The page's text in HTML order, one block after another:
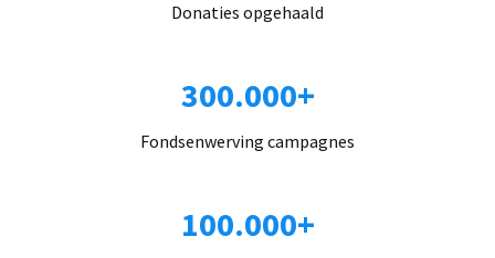
Donaties opgehaald
300.000+
Fondsenwerving campagnes
100.000+